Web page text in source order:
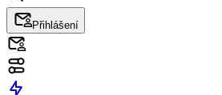
Přihlášení